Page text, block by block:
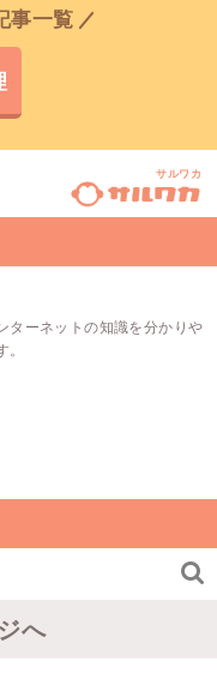
事一覧
サルワカ
ターネットの知識を分かりや

へ